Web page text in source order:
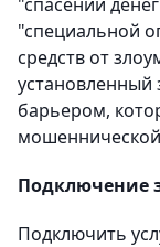
"специальной
средств от
установленный
барьером,
Подключение
Подключить